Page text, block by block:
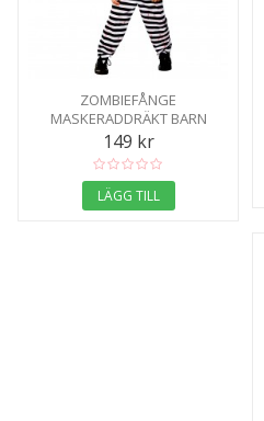
ZOMBIEFÅNGE
MASKERADDRÄKT BARN
149 kr
LÄGG TILL